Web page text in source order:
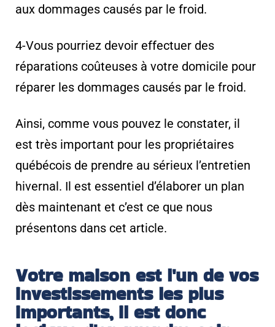
aux dommages causés par le froid.
4-Vous pourriez devoir effectuer des
réparations coûteuses à votre domicile pour
réparer les dommages causés par le froid.
Ainsi, comme vous pouvez le constater, il
est très important pour les propriétaires
québécois de prendre au sérieux l’entretien
hivernal. Il est essentiel d’élaborer un plan
dès maintenant et c’est ce que nous
présentons dans cet article.
Votre maison est l'un de vos
investissements les plus
importants, il est donc